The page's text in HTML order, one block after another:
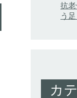
抗
う
カ